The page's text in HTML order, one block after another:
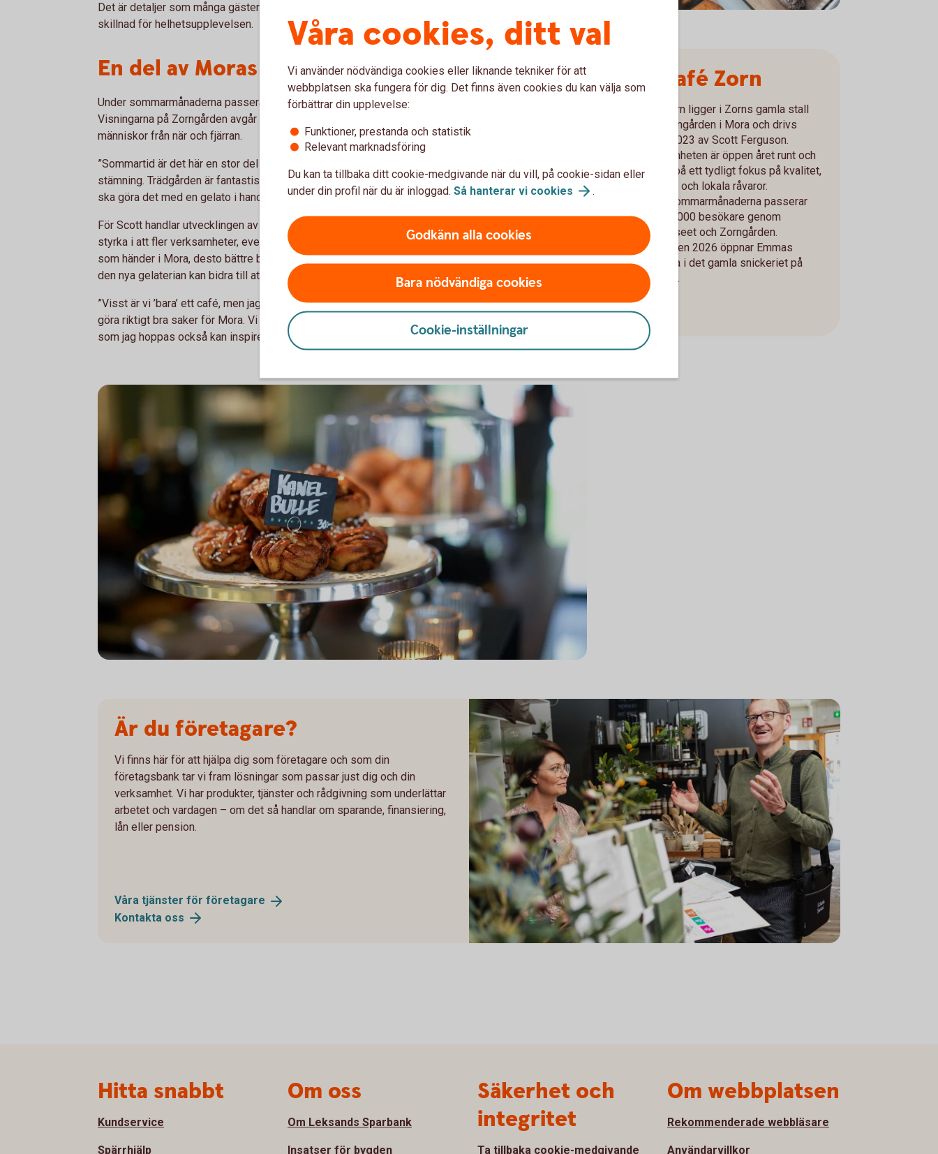
Det är detaljer som många gäster kanske inte ser direkt, men som enligt Scott gör stor
skillnad för helhetsupplevelsen.
En del av Moras hjärta
Under sommarmånaderna passerar besökare genom området nästan oavbrutet.
Visningarna på Zorngården avgår var femtonde minut och mellan turerna fylls caféet av
människor från när och fjärran.
”Sommartid är det här en stor del av Moras hjärta, med riktigt mycket folk och härlig
stämning. Trädgården är fantastiskt vacker och många tycker om att strosa runt. Klart de
ska göra det med en gelato i handen.”
För Scott handlar utvecklingen av Café Zorn inte bara om det egna företaget. Han ser en
styrka i att fler verksamheter, evenemang och besöksmål utvecklas tillsammans. Ju mer
som händer i Mora, desto bättre blir det för alla. Därför hoppas han att både caféet och
den nya gelaterian kan bidra till att göra orten ännu mer levande.
”Visst är vi ’bara’ ett café, men jag är övertygad om att vi kan bidra med något bra och
göra riktigt bra saker för Mora. Vi har väldigt många idéer och planer för vad vi vill göra,
som jag hoppas också kan inspirera andra och få hela Mora att växa.”
Om Café Zorn
Café Zorn ligger i Zorns gamla stall
intill Zorngården i Mora och drivs
sedan 2023 av Scott Ferguson.
Verksamheten är öppen året runt och
bygger på ett tydligt fokus på kvalitet,
hantverk och lokala råvaror.
Under sommarmånaderna passerar
över 60 000 besökare genom
Zornmuseet och Zorngården.
Sommaren 2026 öppnar Emmas
Gelateria i det gamla snickeriet på
området.
Är du företagare?
Vi finns här för att hjälpa dig som företagare och som din
företagsbank tar vi fram lösningar som passar just dig och din
verksamhet. Vi har produkter, tjänster och rådgivning som underlättar
arbetet och vardagen – om det så handlar om sparande, finansiering,
lån eller pension.
Våra tjänster för företagare
Kontakta oss
Våra cookies, ditt val
Vi använder nödvändiga cookies eller liknande tekniker för att
webbplatsen ska fungera för dig. Det finns även cookies du kan välja som
förbättrar din upplevelse:
Funktioner, prestanda och statistik
Relevant marknadsföring
Du kan ta tillbaka ditt cookie-medgivande när du vill, på cookie-sidan eller
under din profil när du är inloggad. Så hanterar vi cookies .
Godkänn alla cookies
Bara nödvändiga cookies
Cookie-inställningar
Hitta snabbt
Kundservice
Spärrhjälp
Om oss
Om Leksands Sparbank
Insatser för bygden
Säkerhet och
integritet
Ta tillbaka cookie-medgivande
Om webbplatsen
Rekommenderade webbläsare
Användarvillkor